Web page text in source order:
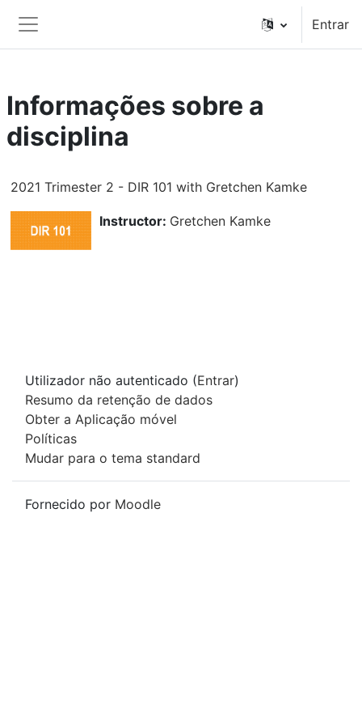
Painel lateral
Entrar
Informações sobre a
disciplina
2021 Trimester 2 - DIR 101 with Gretchen Kamke
Instructor: Gretchen Kamke
Utilizador não autenticado (Entrar)
Resumo da retenção de dados
Obter a Aplicação móvel
Políticas
Mudar para o tema standard
Fornecido por Moodle